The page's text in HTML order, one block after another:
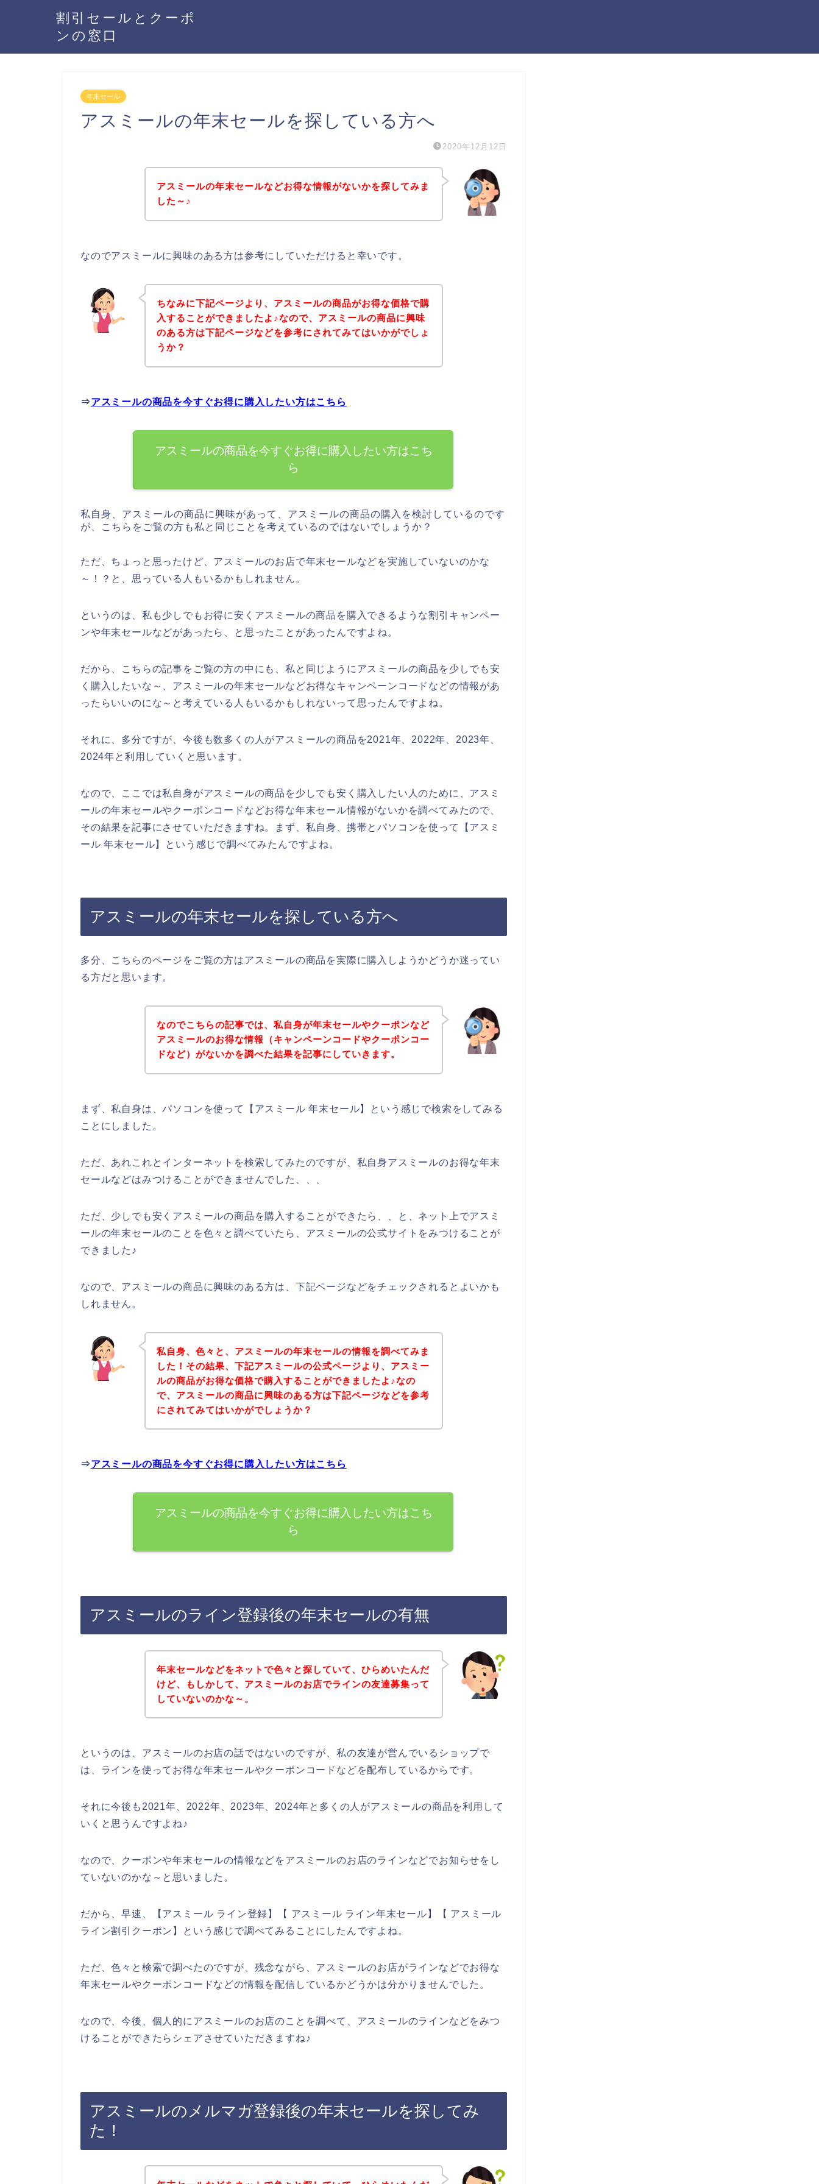
割引セールとクーポ
ンの窓口
年末セール
アスミールの年末セールを探している方へ
2020年12月12日
アスミールの年末セールなどお得な情報がないかを探してみま
した～♪
なのでアスミールに興味のある方は参考にしていただけると幸いです。
ちなみに下記ページより、アスミールの商品がお得な価格で購
入することができましたよ♪なので、アスミールの商品に興味
のある方は下記ページなどを参考にされてみてはいかがでしょ
うか？
⇒アスミールの商品を今すぐお得に購入したい方はこちら
アスミールの商品を今すぐお得に購入したい方はこち
ら
私自身、アスミールの商品に興味があって、アスミールの商品の購入を検討しているのです
が、こちらをご覧の方も私と同じことを考えているのではないでしょうか？
ただ、ちょっと思ったけど、アスミールのお店で年末セールなどを実施していないのかな
～！？と、思っている人もいるかもしれません。
というのは、私も少しでもお得に安くアスミールの商品を購入できるような割引キャンペー
ンや年末セールなどがあったら、と思ったことがあったんですよね。
だから、こちらの記事をご覧の方の中にも、私と同じようにアスミールの商品を少しでも安
く購入したいな～、アスミールの年末セールなどお得なキャンペーンコードなどの情報があ
ったらいいのにな～と考えている人もいるかもしれないって思ったんですよね。
それに、多分ですが、今後も数多くの人がアスミールの商品を2021年、2022年、2023年、
2024年と利用していくと思います。
なので、ここでは私自身がアスミールの商品を少しでも安く購入したい人のために、アスミ
ールの年末セールやクーポンコードなどお得な年末セール情報がないかを調べてみたので、
その結果を記事にさせていただきますね。まず、私自身、携帯とパソコンを使って【アスミ
ール 年末セール】という感じで調べてみたんですよね。
アスミールの年末セールを探している方へ
多分、こちらのページをご覧の方はアスミールの商品を実際に購入しようかどうか迷ってい
る方だと思います。
なのでこちらの記事では、私自身が年末セールやクーポンなど
アスミールのお得な情報（キャンペーンコードやクーポンコー
ドなど）がないかを調べた結果を記事にしていきます。
まず、私自身は、パソコンを使って【アスミール 年末セール】という感じで検索をしてみる
ことにしました。
ただ、あれこれとインターネットを検索してみたのですが、私自身アスミールのお得な年末
セールなどはみつけることができませんでした、、、
ただ、少しでも安くアスミールの商品を購入することができたら、、と、ネット上でアスミ
ールの年末セールのことを色々と調べていたら、アスミールの公式サイトをみつけることが
できました♪
なので、アスミールの商品に興味のある方は、下記ページなどをチェックされるとよいかも
しれません。
私自身、色々と、アスミールの年末セールの情報を調べてみま
した！その結果、下記アスミールの公式ページより、アスミー
ルの商品がお得な価格で購入することができましたよ♪なの
で、アスミールの商品に興味のある方は下記ページなどを参考
にされてみてはいかがでしょうか？
⇒アスミールの商品を今すぐお得に購入したい方はこちら
アスミールの商品を今すぐお得に購入したい方はこち
ら
アスミールのライン登録後の年末セールの有無
年末セールなどをネットで色々と探していて、ひらめいたんだ
けど、もしかして、アスミールのお店でラインの友達募集って
していないのかな～。
というのは、アスミールのお店の話ではないのですが、私の友達が営んでいるショップで
は、ラインを使ってお得な年末セールやクーポンコードなどを配布しているからです。
それに今後も2021年、2022年、2023年、2024年と多くの人がアスミールの商品を利用して
いくと思うんですよね♪
なので、クーポンや年末セールの情報などをアスミールのお店のラインなどでお知らせをし
ていないのかな～と思いました。
だから、早速、【アスミール ライン登録】【 アスミール ライン年末セール】【 アスミール
ライン割引クーポン】という感じで調べてみることにしたんですよね。
ただ、色々と検索で調べたのですが、残念ながら、アスミールのお店がラインなどでお得な
年末セールやクーポンコードなどの情報を配信しているかどうかは分かりませんでした。
なので、今後、個人的にアスミールのお店のことを調べて、アスミールのラインなどをみつ
けることができたらシェアさせていただきますね♪
アスミールのメルマガ登録後の年末セールを探してみ
た！